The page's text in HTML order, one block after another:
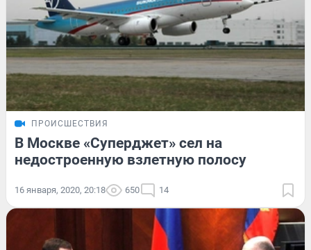
ПРОИСШЕСТВИЯ
В Москве «Суперджет» сел на
недостроенную взлетную полосу
16 января, 2020, 20:18 650 14